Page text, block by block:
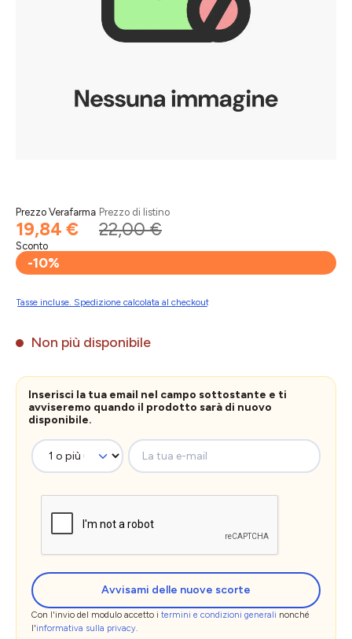
Prezzo Verafarma
19,84 €
Prezzo di listino
22,00 €
Sconto
-10%
Tasse incluse. Spedizione calcolata al checkout
Non più disponibile
Inserisci la tua email nel campo sottostante e ti
avviseremo quando il prodotto sarà di nuovo
disponibile.
La tua e-mail
Avvisami delle nuove scorte
Con l'invio del modulo accetto i termini e condizioni generali nonché
l'informativa sulla privacy.